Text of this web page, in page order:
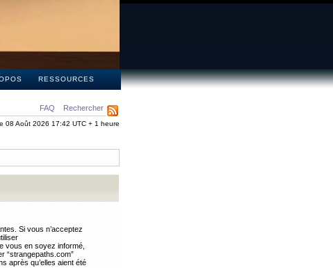
RESSOURCES
FAQ Rechercher
08 Août 2026 17:42 UTC + 1 heure
Si vous n’acceptez
vous en soyez informé,
“strangepaths.com”
après qu’elles aient été